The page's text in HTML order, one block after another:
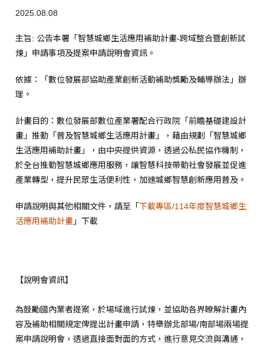
2025.08.08
主旨: 公告本署「智慧城鄉生活應用補助計畫-跨域整合暨創新試
煉」申請事項及提案申請說明會資訊。
依據：「數位發展部協助產業創新活動補助獎勵及輔導辦法」辦
理。
計畫目的：數位發展部數位產業署配合行政院「前瞻基礎建設計
畫」推動「普及智慧城鄉生活應用計畫」，藉由規劃「智慧城鄉
生活應用補助計畫」，由中央提供資源，透過公私民協作機制，
於全台推動智慧城鄉應用服務，讓智慧科技帶動社會發展並促進
產業轉型，提升民眾生活便利性，加速城鄉智慧創新應用普及。
申請說明與其他相關文件，請至「 下載專區/114年度智慧城鄉生
活應用補助計畫 」下載
【說明會資訊】
為鼓勵國內業者提案，於場域進行試煉，並協助各界瞭解計畫內
容及補助相關規定俾提出計畫申請，特舉辦北部場/南部場兩場提
案申請說明會，透過直接面對面的方式，進行意見交流與溝通，